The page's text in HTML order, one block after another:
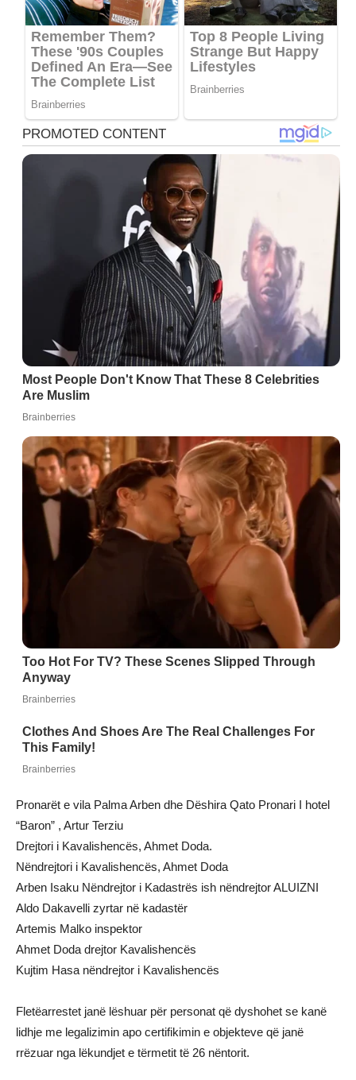
Pronarët e vila Palma Arben dhe Dëshira Qato Pronari I hotel
“Baron” , Artur Terziu
Drejtori i Kavalishencës, Ahmet Doda.
Nëndrejtori i Kavalishencës, Ahmet Doda
Arben Isaku Nëndrejtor i Kadastrës ish nëndrejtor ALUIZNI
Aldo Dakavelli zyrtar në kadastër
Artemis Malko inspektor
Ahmet Doda drejtor Kavalishencës
Kujtim Hasa nëndrejtor i Kavalishencës
Fletëarrestet janë lëshuar për personat që dyshohet se kanë
lidhje me legalizimin apo certifikimin e objekteve që janë
rrëzuar nga lëkundjet e tërmetit të 26 nëntorit.